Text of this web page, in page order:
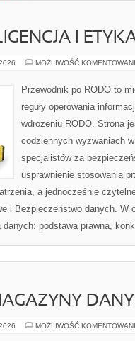
I
MOŻLIWOŚĆ
Przewodnik po RODO to
reguły operowania
wdrożeniu RODO. Strona
codziennych wyzwaniach
specjalistów za
usprawnienie stosowania
a jednocześnie
i Bezpieczeństwo danych. W
danych: podstawa prawna,
MOŻLIWOŚĆ